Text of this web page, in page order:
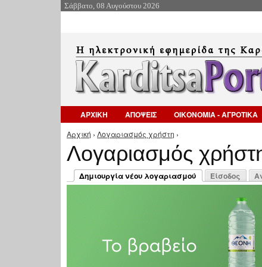
Σάββατο, 08 Αυγούστου 2026
ΑΡΧΙΚΗ ΑΠΟΨΕΙΣ ΟΙΚΟΝΟΜΙΑ - ΑΓΡΟΤΙΚΑ
Είστε εδώ
Αρχική › Λογαριασμός χρήστη ›
Λογαριασμός
Πρωτεύουσες καρτέλες
Δημιουργία νέου λογαριασμού
(ενεργή καρτέλα)
Είσοδος